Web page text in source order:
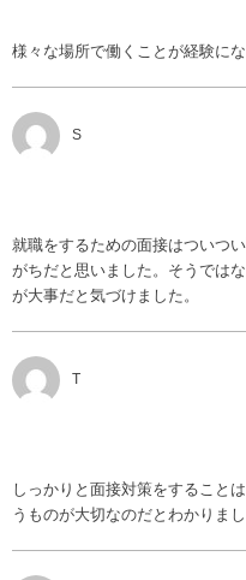
様々な場所で働くことが経験に
S
就職をするための面接はついつ
がちだと思いました。そうでは
が大事だと気づけました。
T
しっかりと面接対策をすること
うものが大切なのだとわかりまし